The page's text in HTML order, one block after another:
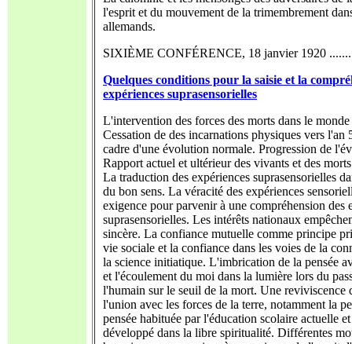
l'esprit et du mouvement de la trimembrement
allemands.
SIXIÈME CONFÉRENCE, 18 janvier 1920
Quelques conditions pour la saisie et la
expériences suprasensorielles
L'intervention des forces des morts dans le
Cessation de des incarnations physiques vers l'an
cadre d'une évolution normale. Progression de
Rapport actuel et ultérieur des vivants et des
La traduction des expériences suprasensorielles
du bon sens. La véracité des expériences
exigence pour parvenir à une compréhension des
suprasensorielles. Les intérêts nationaux
sincère. La confiance mutuelle comme principe
vie sociale et la confiance dans les voies de la
la science initiatique. L'imbrication de la pensée
et l'écoulement du moi dans la lumière lors du
l'humain sur le seuil de la mort. Une reviviscence
l'union avec les forces de la terre, notamment la
pensée habituée par l'éducation scolaire actuelle
développé dans la libre spiritualité. Différentes